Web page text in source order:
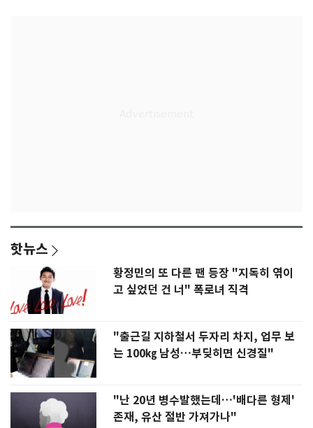
핫뉴스
황정민의 또 다른 팬 등장 "지독히 엮이
고 싶었던 건 너" 폭로녀 직격
"출근길 지하철서 두자리 차지, 업무 보
는 100㎏ 남성…부딪히면 신경질"
"난 20년 병수발했는데…'배다른 형제'
존재, 유산 절반 가져가나"